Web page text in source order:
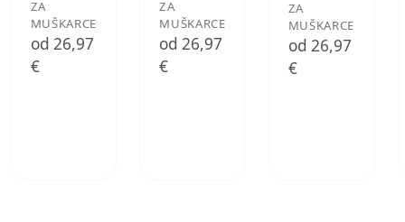
ZA
MUŠKARCE
od 26,97
€
ZA
MUŠKARCE
od 26,97
€
ZA
MUŠKARCE
od 26,97
€